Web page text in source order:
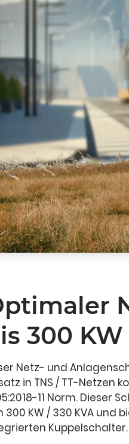
300 KW
Netz- und
in TNS / TT-Netzen
11 Norm. Dieser
300 KW / 330 KVA und
Kuppelschalter.